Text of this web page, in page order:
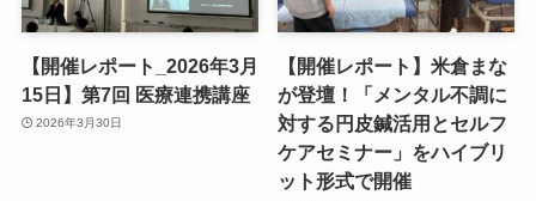
【開催レポート_2026年3月
15日】第7回 医療連携講座
2026年3月30日
【開催レポート】米倉まな
が登壇！「メンタル不調に
対する円皮鍼活用とセルフ
ケアセミナー」をハイブリ
ット形式で開催